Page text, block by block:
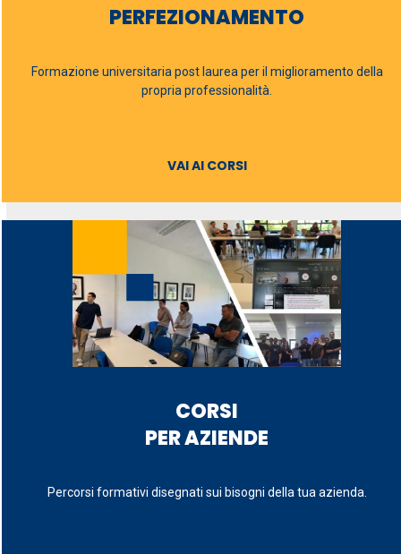
PERFEZIONAMENTO
Formazione universitaria post laurea per il miglioramento della
propria professionalità.
VAI AI CORSI
CORSI
PER AZIENDE
Percorsi formativi disegnati sui bisogni della tua azienda.